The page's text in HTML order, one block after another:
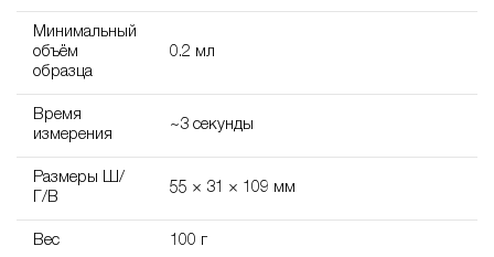
Минимальный
объём
образца
0.2 мл
Время
измерения
~3 секунды
Размеры Ш/
Г/В
55 × 31 × 109 мм
Вес 100 г